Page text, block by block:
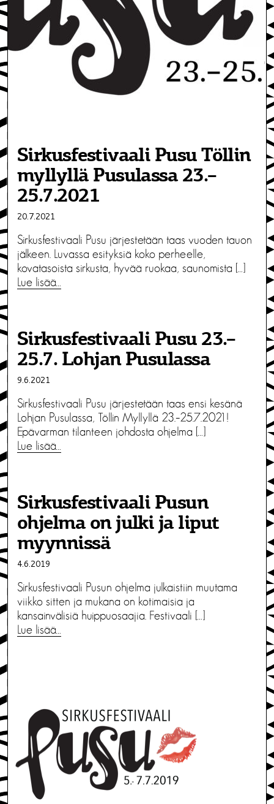
Sirkusfestivaali Pusu Töllin
myllyllä Pusulassa 23.–
25.7.2021
20.7.2021
Sirkusfestivaali Pusu järjestetään taas vuoden tauon
jälkeen. Luvassa esityksiä koko perheelle,
kovatasoista sirkusta, hyvää ruokaa, saunomista […]
Lue lisää…
Sirkusfestivaali Pusu 23.–
25.7. Lohjan Pusulassa
9.6.2021
Sirkusfestivaali Pusu järjestetään taas ensi kesänä
Lohjan Pusulassa, Töllin Myllyllä 23.–25.7.2021!
Epävarman tilanteen johdosta ohjelma […]
Lue lisää…
Sirkusfestivaali Pusun
ohjelma on julki ja liput
myynnissä
4.6.2019
Sirkusfestivaali Pusun ohjelma julkaistiin muutama
viikko sitten ja mukana on kotimaisia ja
kansainvälisiä huippuosaajia. Festivaali […]
Lue lisää…